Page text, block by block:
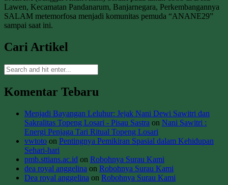
Lawen, Kecamatan Pandanarum, Banjarnegara, Perkembangannya
SALAM metemorfosa menjadi komunitas pemuda “ANANE29”
sampai saat ini.
Cari Artikel
Komentar Tebaru
Menjadi Bayangan Leluhur: Jejak Nani Dewi Sawitri dan
Sakralitas Topeng Losari - Pisau Sastra on Nani Sawitri :
Energi Penjaga Tari Ritual Topeng Losari
vwtoto on Pentingnya Pemikiran Spasial dalam Kehidupan
Sehari-hari
pmb.sttians.ac.id on Robohnya Surau Kami
dea royal anggelina on Robohnya Surau Kami
Dea royal anggelina on Robohnya Surau Kami